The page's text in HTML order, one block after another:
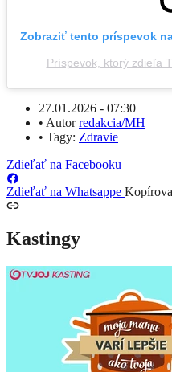
Zobraziť tento príspevok
Príspevok, ktorý zdieľa
27.01.2026 - 07:30
• Autorredakcia/MH
• Tagy: Zdravie
Zdieľať na Facebooku
Zdieľať na Whatsappe
Kastingy